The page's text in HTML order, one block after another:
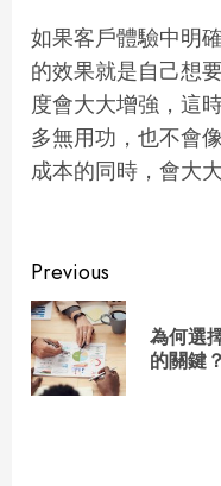
如果客戶體驗中明
的效果就是自己想
度會大大增強，這
多無用功，也不會
成本的同時，會大
Continue
Reading
Previous
為何選
的關鍵？